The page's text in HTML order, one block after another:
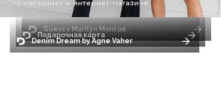
Denim Dream by Agne Vaher
Подарочная карта
Guess x Marilyn Monroe